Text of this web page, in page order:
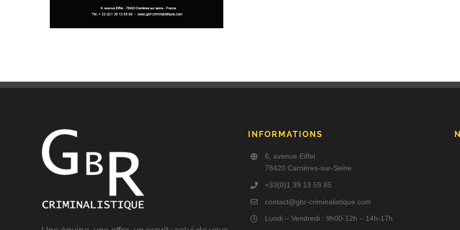
INFORMATIONS
6, avenue Eiffel
78420 Carrières-sur-Seine
+33(0)1 39 13 59 85
contact@gbr-criminalistique.com
Lundi – Vendredi : 9h00-12h – 14h-17h